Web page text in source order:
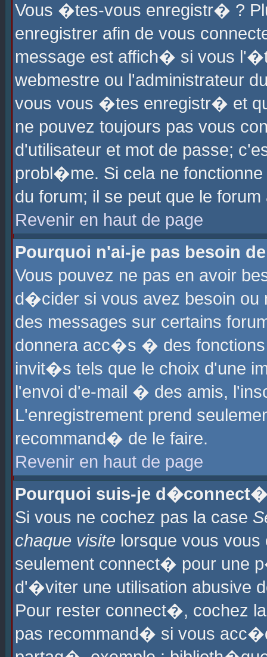
Vous �tes-vous enregistr� ?
enregistrer afin de vous
message est affich� si vous
webmestre ou l'administrateur
vous vous �tes enregistr� et
ne pouvez toujours pas vous
d'utilisateur et mot de passe;
probl�me. Si cela ne
du forum; il se peut que le
Revenir en haut de page
Pourquoi n'ai-je pas besoin
Vous pouvez ne pas en avoir
d�cider si vous avez besoin ou
des messages sur certains
donnera acc�s � des fonctions
invit�s tels que le choix d'une
l'envoi d'e-mail � des amis,
L'enregistrement prend
recommand� de le faire.
Revenir en haut de page
Pourquoi suis-je
Si vous ne cochez pas la case
chaque visite lorsque vous
seulement connect� pour une
d'�viter une utilisation abusive
Pour rester connect�, cochez
pas recommand� si vous